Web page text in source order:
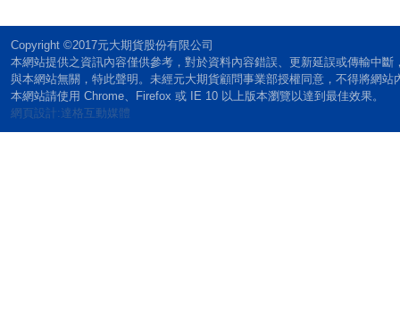
Copyright ©2017元大期貨股份有限公司
本網站提供之資訊內容僅供參考，對於資料內容錯誤、更新延誤或傳輸中
與本網站無關，特此聲明。未經元大期貨顧問事業部授權同意，不得將網站
本網站請使用 Chrome、Firefox 或 IE 10 以上版本瀏覽以達到最佳效果。
網頁設計:達格互動媒體